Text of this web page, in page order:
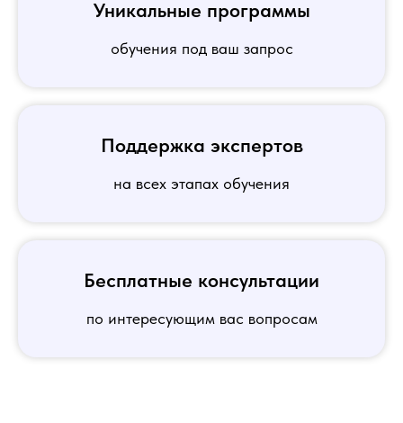
Уникальные программы
обучения под ваш запрос
Поддержка экспертов
на всех этапах обучения
Бесплатные консультации
по интересующим вас вопросам